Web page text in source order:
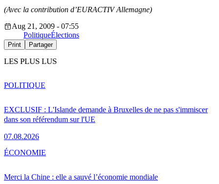
(Avec la contribution d’EURACTIV Allemagne)
Aug 21, 2009 - 07:55
PolitiqueÉlections
Print Partager
LES PLUS LUS
EXCLUSIF : L'Islande demande à Bruxelles de ne pas s'immiscer
dans son référendum sur l'UE
07.08.2026
POLITIQUE
Merci la Chine : elle a sauvé l’économie mondiale
ÉCONOMIE